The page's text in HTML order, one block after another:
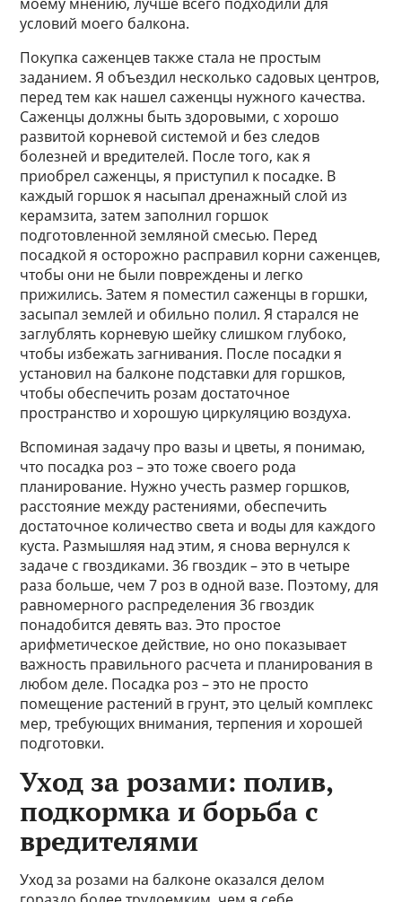
условий моего балкона.
Покупка саженцев также стала не простым
заданием. Я объездил несколько садовых центров,
перед тем как нашел саженцы нужного качества.
Саженцы должны быть здоровыми, с хорошо
развитой корневой системой и без следов
болезней и вредителей. После того, как я
приобрел саженцы, я приступил к посадке. В
каждый горшок я насыпал дренажный слой из
керамзита, затем заполнил горшок
подготовленной земляной смесью. Перед
посадкой я осторожно расправил корни саженцев,
чтобы они не были повреждены и легко
прижились. Затем я поместил саженцы в горшки,
засыпал землей и обильно полил. Я старался не
заглублять корневую шейку слишком глубоко,
чтобы избежать загнивания. После посадки я
установил на балконе подставки для горшков,
чтобы обеспечить розам достаточное
пространство и хорошую циркуляцию воздуха.
Вспоминая задачу про вазы и цветы, я понимаю,
что посадка роз – это тоже своего рода
планирование. Нужно учесть размер горшков,
расстояние между растениями, обеспечить
достаточное количество света и воды для каждого
куста. Размышляя над этим, я снова вернулся к
задаче с гвоздиками. 36 гвоздик – это в четыре
раза больше, чем 7 роз в одной вазе. Поэтому, для
равномерного распределения 36 гвоздик
понадобится девять ваз. Это простое
арифметическое действие, но оно показывает
важность правильного расчета и планирования в
любом деле. Посадка роз – это не просто
помещение растений в грунт, это целый комплекс
мер, требующих внимания, терпения и хорошей
подготовки.
Уход за розами: полив,
подкормка и борьба с
вредителями
Уход за розами на балконе оказался делом